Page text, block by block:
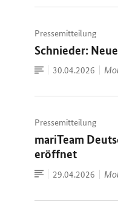
Pressemitteilung
Schnieder:
Zum
Dokument
Datum:
30.04.2026
Pressemitteilung
mariTeam
eröffnet
Zum
Dokument
Datum:
29.04.2026